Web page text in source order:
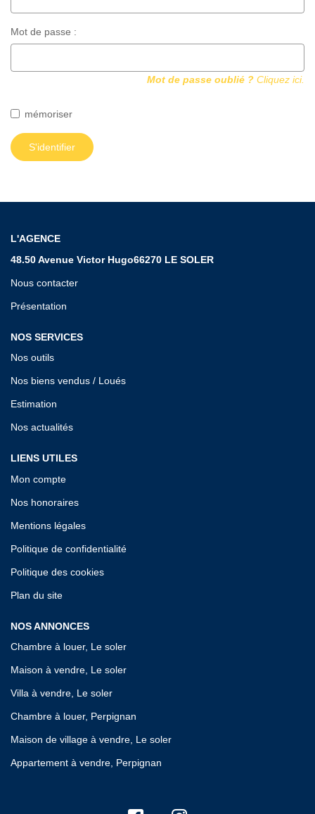
Mot de passe :
Mot de passe oublié ? Cliquez ici.
mémoriser
S'identifier
L'AGENCE
48.50 Avenue Victor Hugo66270 LE SOLER
Nous contacter
Présentation
NOS SERVICES
Nos outils
Nos biens vendus / Loués
Estimation
Nos actualités
LIENS UTILES
Mon compte
Nos honoraires
Mentions légales
Politique de confidentialité
Politique des cookies
Plan du site
NOS ANNONCES
Chambre à louer, Le soler
Maison à vendre, Le soler
Villa à vendre, Le soler
Chambre à louer, Perpignan
Maison de village à vendre, Le soler
Appartement à vendre, Perpignan